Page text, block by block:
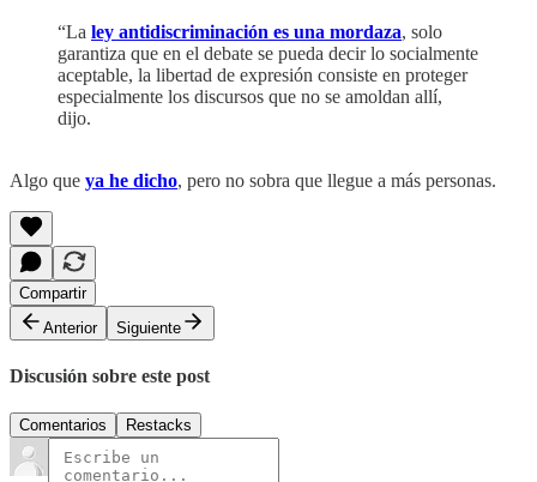
“La ley antidiscriminación es una mordaza, solo
garantiza que en el debate se pueda decir lo socialmente
aceptable, la libertad de expresión consiste en proteger
especialmente los discursos que no se amoldan allí,
dijo.
Algo que ya he dicho, pero no sobra que llegue a más personas.
Compartir
Anterior
Siguiente
Discusión sobre este post
Comentarios Restacks